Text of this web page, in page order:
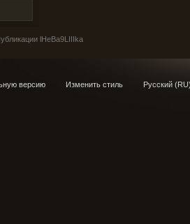
lHeBa9LIIIka
версию Изменить стиль Русский